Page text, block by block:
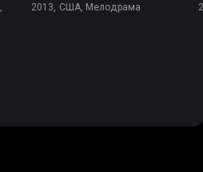
2013, США, Мелодрама